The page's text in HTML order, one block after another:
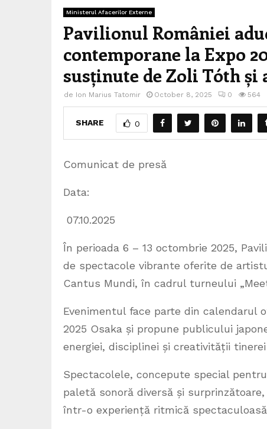
Ministerul Afacerilor Externe
Pavilionul României
contemporane la Expo
susținute de Zoli Tóth și
de Ion Marius Tatomir October 8, 2025 0 564
SHARE 0
Comunicat de presă
Data:
07.10.2025
În perioada 6 – 13 octombrie 2025,
de spectacole vibrante oferite de
Cantus Mundi, în cadrul turneului
Evenimentul face parte din calendarul
2025 Osaka și propune publicului
energiei, disciplinei și creativității
Spectacolele, concepute special
paletă sonoră diversă și
într-o experiență ritmică